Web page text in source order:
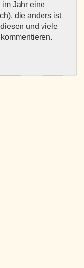
Jahr eine
die anders ist
und viele